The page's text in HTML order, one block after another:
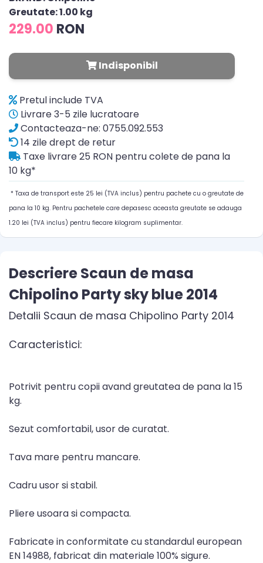
Greutate: 1.00 kg
229.00 RON
Indisponibil
Pretul include TVA
Livrare 3-5 zile lucratoare
Contacteaza-ne: 0755.092.553
14 zile drept de retur
Taxe livrare 25 RON pentru colete de pana la
10 kg*
* Taxa de transport este 25 lei (TVA inclus) pentru pachete cu o greutate de
pana la 10 kg. Pentru pachetele care depasesc aceasta greutate se adauga
1.20 lei (TVA inclus) pentru fiecare kilogram suplimentar.
Descriere Scaun de masa
Chipolino Party sky blue 2014
Detalii Scaun de masa Chipolino Party 2014
Caracteristici:
Potrivit pentru copii avand greutatea de pana la 15
kg.
Sezut comfortabil, usor de curatat.
Tava mare pentru mancare.
Cadru usor si stabil.
Pliere usoara si compacta.
Fabricate in conformitate cu standardul european
EN 14988, fabricat din materiale 100% sigure.